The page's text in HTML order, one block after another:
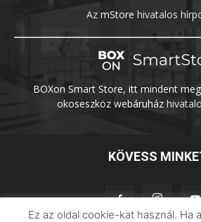
Az mStore hivatalos
BOXon Smart Store, itt mindent
okoseszköz webáruház
KÖVESS
Ez az oldal cookie-kat használ. Ha